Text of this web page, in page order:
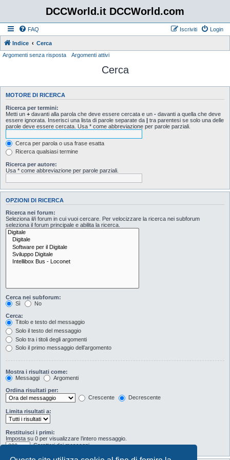
DCCWorld.it DCCWorld.com
FAQ Login
Iscriviti
Indice
Cerca
Argomenti senza risposta
Argomenti attivi
Cerca
MOTORE DI RICERCA
Ricerca per termini:
Metti un + davanti alla parola che deve essere cercata e un - davanti a quella che deve
essere ignorata. Inserisci una lista di parole separate da | tra parentesi se solo una delle
parole deve essere cercata. Usa * come abbreviazione per parole parziali.
Cerca per parola o usa frase esatta
Ricerca qualsiasi termine
Ricerca per autore:
Usa * come abbreviazione per parole parziali.
OPZIONI DI RICERCA
Ricerca nei forum:
Seleziona il/i forum in cui vuoi cercare. Per velocizzare la ricerca nei subforum
seleziona il forum principale e abilita la ricerca.
Cerca nei subforum:
Sì
No
Cerca:
Titolo e testo del messaggio
Solo il testo del messaggio
Solo tra i titoli degli argomenti
Solo il primo messaggio dell’argomento
Mostra i risultati come:
Messaggi
Argomenti
Ordina risultati per:
Crescente
Decrescente
Limita risultati a:
Restituisci i primi:
Imposta su 0 per visualizzare l’intero messaggio.
Caratteri dei messaggi